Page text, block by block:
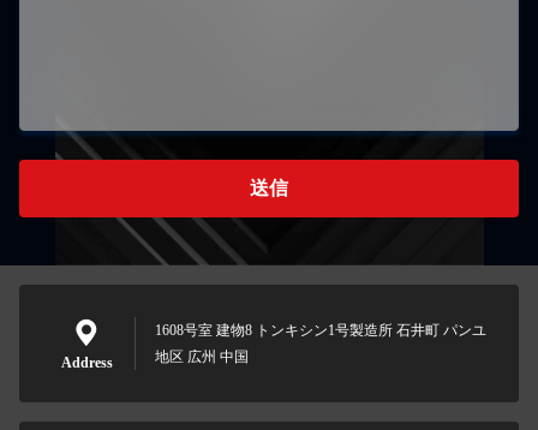
送信
Address
1608号室 建物8 トンキシン1号製造所 石井町 パンユ
地区 広州 中国